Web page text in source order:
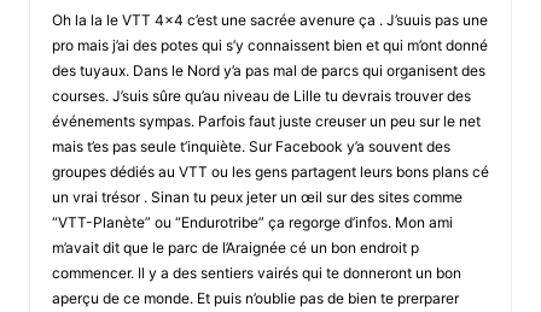
Oh la la le VTT 4×4 c’est une sacrée avenure ça . J’suuis pas une
pro mais j’ai des potes qui s’y connaissent bien et qui m’ont donné
des tuyaux. Dans le Nord y’a pas mal de parcs qui organisent des
courses. J’suis sûre qu’au niveau de Lille tu devrais trouver des
événements sympas. Parfois faut juste creuser un peu sur le net
mais t’es pas seule t’inquiète. Sur Facebook y’a souvent des
groupes dédiés au VTT ou les gens partagent leurs bons plans cé
un vrai trésor . Sinan tu peux jeter un œil sur des sites comme
“VTT-Planète” ou “Endurotribe” ça regorge d’infos. Mon ami
m’avait dit que le parc de l’Araignée cé un bon endroit p
commencer. Il y a des sentiers vairés qui te donneront un bon
aperçu de ce monde. Et puis n’oublie pas de bien te prerparer